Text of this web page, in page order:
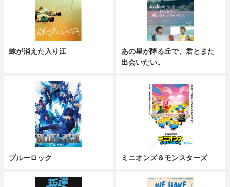
鯨が消えた入り江
あの星が降る丘で、君とまた
出会いたい。
ブルーロック ミニオンズ＆モンスターズ